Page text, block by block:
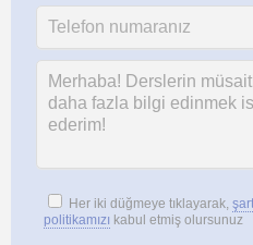
Her iki düğmeye tıklayarak,
politikamızı kabul etmiş olursunuz